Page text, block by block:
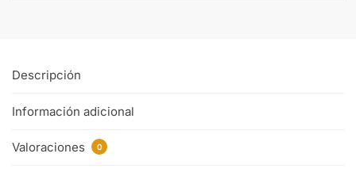
Descripción
Información adicional
Valoraciones 0